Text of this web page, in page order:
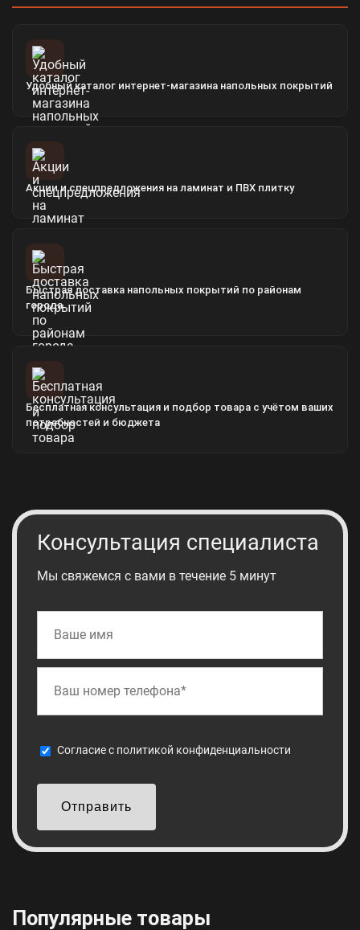
Удобный каталог интернет-магазина напольных покрытий
Акции и спецпредложения на ламинат и ПВХ плитку
Быстрая доставка напольных покрытий по районам
города
Бесплатная консультация и подбор товара с учётом ваших
потребностей и бюджета
Консультация специалиста
Мы свяжемся с вами в течение 5 минут
Cогласие с политикой конфиденциальности
Отправить
Популярные товары